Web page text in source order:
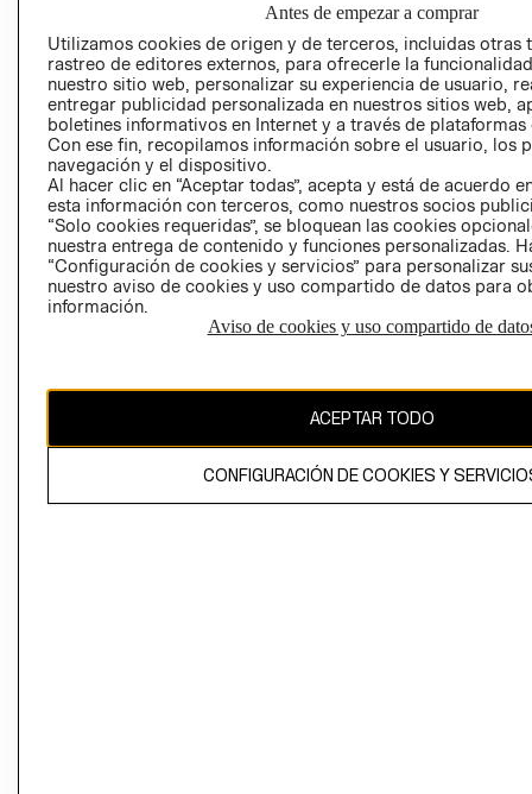
GIFT CARD
AVISO DE
Perú (S/)
CAMBIAR REGIÓN
propiedad de H&M Hennes & Mauritz AB
Antes de empezar a comprar
Utilizamos cookies de origen y de terceros, incluidas otras
rastreo de editores externos, para ofrecerle la
nuestro sitio web, personalizar su experiencia de usuario,
entregar publicidad personalizada en nuestros sitios web,
boletines informativos en Internet y a través de plataformas
Con ese fin, recopilamos información sobre el usuario, los
navegación y el dispositivo.
Al hacer clic en “Aceptar todas”, acepta y está de acuerdo
esta información con terceros, como nuestros socios
“Solo cookies requeridas”, se bloquean las cookies
nuestra entrega de contenido y funciones personalizadas.
“Configuración de cookies y servicios” para personalizar
nuestro aviso de cookies y uso compartido de datos para
información.
Aviso de cookies y uso compartido de
ACEPTAR TODO
CONFIGURACIÓN DE COOKIES Y